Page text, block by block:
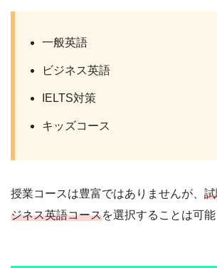
一般英語
ビジネス英語
IELTS対策
キッズコース
授業コースは豊富ではありませんが、
ジネス英語コースを選択することは可能